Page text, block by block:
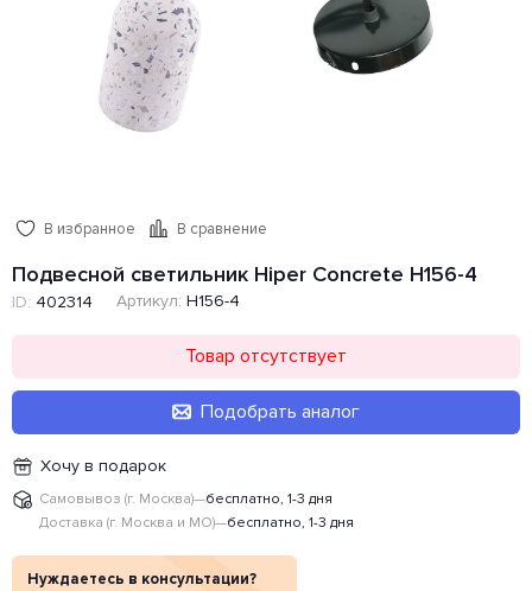
В избранное В сравнение
Подвесной светильник Hiper Concrete H156-4
ID: 402314 Артикул: H156-4
Товар отсутствует
Подобрать аналог
Хочу в подарок
Самовывоз (г. Москва)—бесплатно, 1-3 дня
Доставка (г. Москва и МО)—бесплатно, 1-3 дня
Нуждаетесь в консультации?